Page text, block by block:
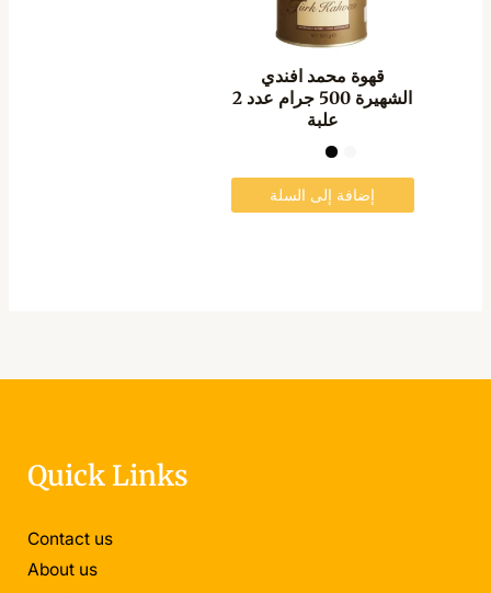
قهوة محمد افندي
الشهيرة 500 جرام عدد 2
علبة
إضافة إلى السلة
Quick Links
Contact us
About us